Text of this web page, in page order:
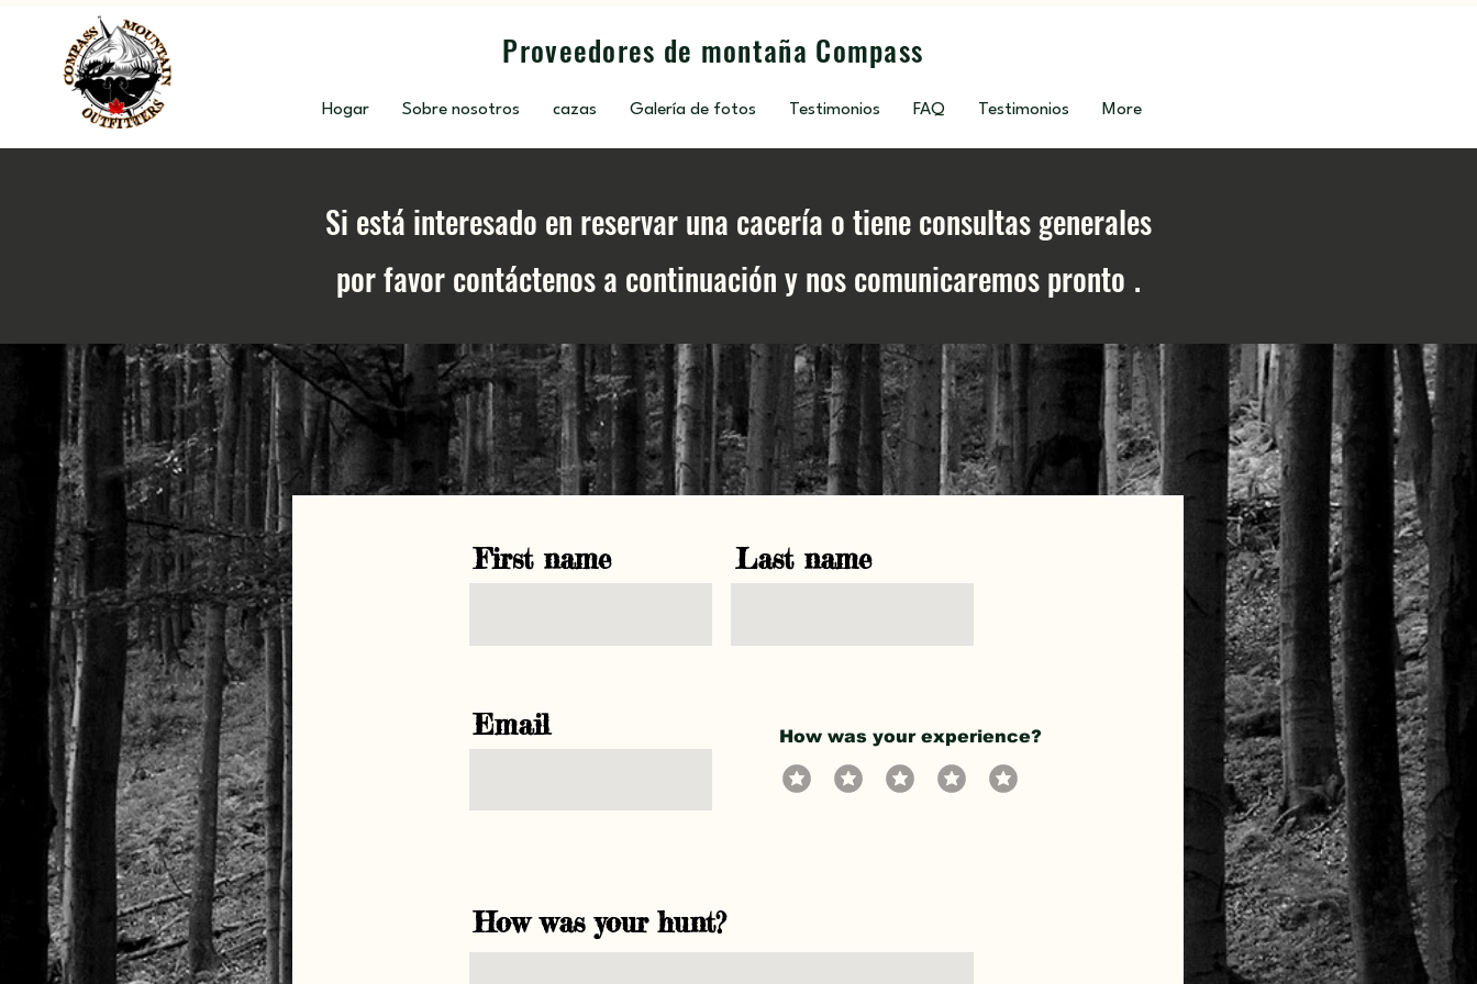
Proveedores de montaña Compass
Hogar Sobre nosotros cazas Galería de fotos Testimonios FAQ Testimonios More
Si está interesado en reservar una cacería o tiene consultas generales
por favor contáctenos a continuación y nos comunicaremos pronto .
First name Last name
Email How was your experience?
How was your hunt?